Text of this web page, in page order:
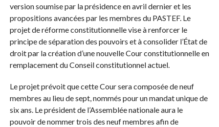
version soumise par la présidence en avril dernier et les
propositions avancées par les membres du PASTEF. Le
projet de réforme constitutionnelle vise à renforcer le
principe de séparation des pouvoirs et à consolider l’État de
droit par la création d’une nouvelle Cour constitutionnelle en
remplacement du Conseil constitutionnel actuel.
Le projet prévoit que cette Cour sera composée de neuf
membres au lieu de sept, nommés pour un mandat unique de
six ans. Le président de l’Assemblée nationale aura le
pouvoir de nommer trois des neuf membres afin de